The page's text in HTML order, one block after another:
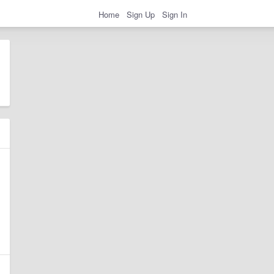
Home Sign Up Sign In